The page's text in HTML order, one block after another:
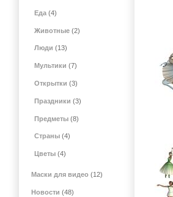
Еда (4)
Животные (2)
Люди (13)
Мультики (7)
Открытки (3)
Праздники (3)
Предметы (8)
Страны (4)
Цветы (4)
Маски для видео (12)
Новости (48)